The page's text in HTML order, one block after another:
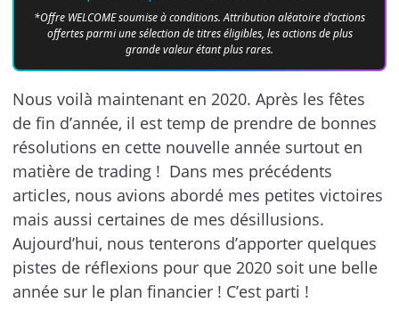
*Offre WELCOME soumise à conditions. Attribution aléatoire d’actions
offertes parmi une sélection de titres éligibles, les actions de plus
grande valeur étant plus rares.
Nous voilà maintenant en 2020. Après les fêtes
de fin d’année, il est temp de prendre de bonnes
résolutions en cette nouvelle année surtout en
matière de trading ! Dans mes précédents
articles, nous avions abordé mes petites victoires
mais aussi certaines de mes désillusions.
Aujourd’hui, nous tenterons d’apporter quelques
pistes de réflexions pour que 2020 soit une belle
année sur le plan financier ! C’est parti !